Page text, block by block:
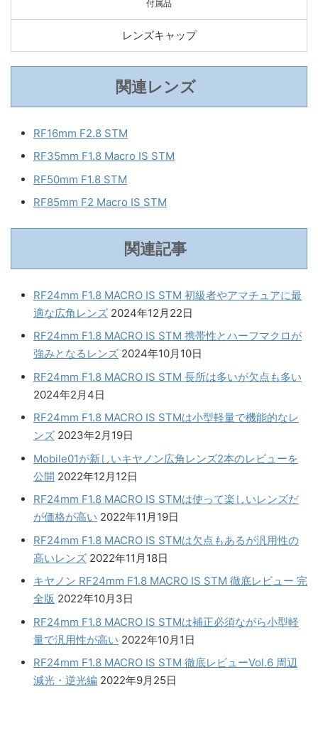
付属品
レンズキャップ
関連レンズ
RF16mm F2.8 STM
RF35mm F1.8 Macro IS STM
RF50mm F1.8 STM
RF85mm F2 Macro IS STM
関連記事
RF24mm F1.8 MACRO IS STM 初級者やアマチュアに最
適な広角レンズ 2024年12月22日
RF24mm F1.8 MACRO IS STM 携帯性とハーフマクロが
強みとなるレンズ 2024年10月10日
RF24mm F1.8 MACRO IS STM 長所は多いが欠点も多い
2024年2月4日
RF24mm F1.8 MACRO IS STMは小型軽量で機能的なレ
ンズ 2023年2月19日
Mobile01が新しいキヤノン広角レンズ2本のレビューを
公開 2022年12月12日
RF24mm F1.8 MACRO IS STMは使って楽しいレンズだ
が価格が高い 2022年11月19日
RF24mm F1.8 MACRO IS STMは欠点もあるが汎用性の
高いレンズ 2022年11月18日
キヤノン RF24mm F1.8 MACRO IS STM 徹底レビュー 完
全版 2022年10月3日
RF24mm F1.8 MACRO IS STMは補正必須ながら小型軽
量で汎用性が高い 2022年10月1日
RF24mm F1.8 MACRO IS STM 徹底レビューVol.6 周辺
減光・逆光編 2022年9月25日